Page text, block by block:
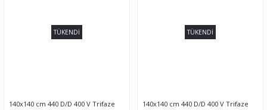
TÜKENDİ
140x140 cm 440 D/D 400 V Trifaze
TÜKENDİ
140x140 cm 440 D/D 400 V Trifaze